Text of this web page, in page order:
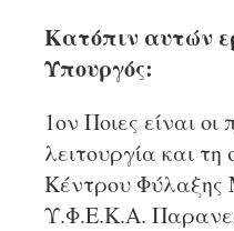
Κατόπιν αυτών
Υπουργός:
1ον Ποιες είναι οι
λειτουργία και
Κέντρου
Υ.Φ.Ε.Κ.Α.